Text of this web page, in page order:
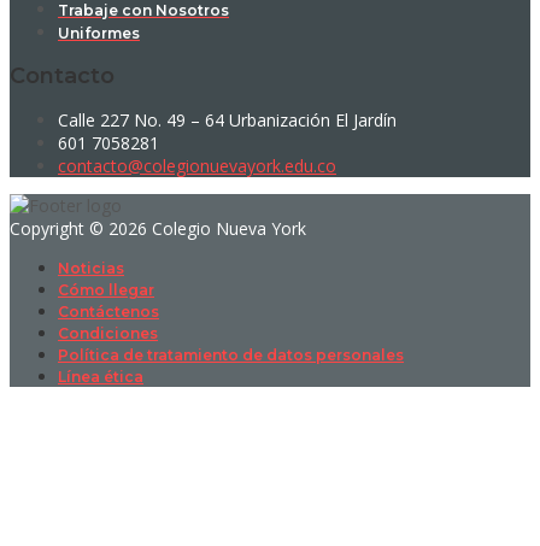
Trabaje con Nosotros
Uniformes
Contacto
Calle 227 No. 49 – 64 Urbanización El Jardín
601 7058281
contacto@colegionuevayork.edu.co
Copyright © 2026 Colegio Nueva York
Noticias
Cómo llegar
Contáctenos
Condiciones
Política de tratamiento de datos personales
Línea ética